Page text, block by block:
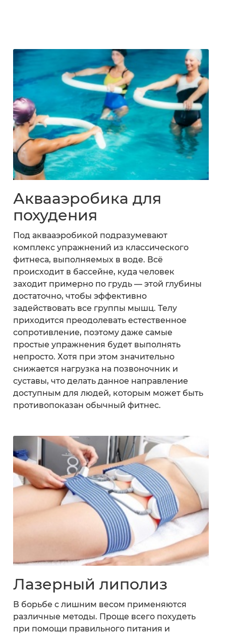
Аквааэробика для
похудения
Под аквааэробикой подразумевают
комплекс упражнений из классического
фитнеса, выполняемых в воде. Всё
происходит в бассейне, куда человек
заходит примерно по грудь — этой глубины
достаточно, чтобы эффективно
задействовать все группы мышц. Телу
приходится преодолевать естественное
сопротивление, поэтому даже самые
простые упражнения будет выполнять
непросто. Хотя при этом значительно
снижается нагрузка на позвоночник и
суставы, что делать данное направление
доступным для людей, которым может быть
противопоказан обычный фитнес.
Лазерный липолиз
В борьбе с лишним весом применяются
различные методы. Проще всего похудеть
при помощи правильного питания и